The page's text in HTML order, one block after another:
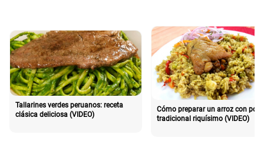
Tallarines verdes peruanos: receta
clásica deliciosa (VIDEO)
Cómo preparar un arroz con pollo
tradicional riquísimo (VIDEO)